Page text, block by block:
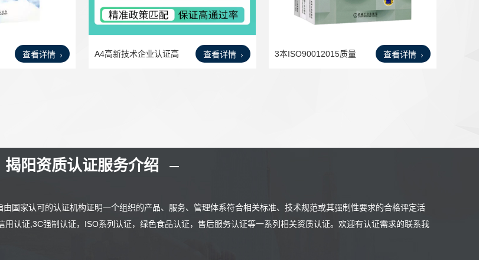
查看详情 查看详情
A4高新技术企业认证高
查看详情
3本ISO90012015质量
揭阳资质认证服务介绍
由国家认可的认证机构证明一个组织的产品、服务、管理体系符合相关标准、技术规范或其强制性要求的合格评定活
用认证,3C强制认证，ISO系列认证，绿色食品认证，售后服务认证等一系列相关资质认证。欢迎有认证需求的联系我